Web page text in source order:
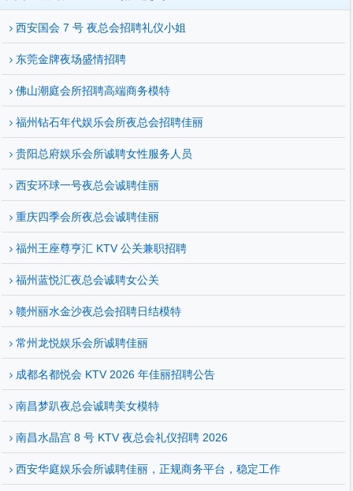
西安国会 7 号 夜总会招聘礼仪小姐
东莞金牌夜场盛情招聘
佛山潮庭会所招聘高端商务模特
福州钻石年代娱乐会所夜总会招聘佳丽
贵阳总府娱乐会所诚聘女性服务人员
西安环球一号夜总会诚聘佳丽
重庆四季会所夜总会诚聘佳丽
福州王座尊亨汇 KTV 公关兼职招聘
福州蓝悦汇夜总会诚聘女公关
赣州丽水金沙夜总会招聘日结模特
常州龙悦娱乐会所诚聘佳丽
成都名都悦会 KTV 2026 年佳丽招聘公告
南昌梦趴夜总会诚聘美女模特
南昌水晶宫 8 号 KTV 夜总会礼仪招聘 2026
西安华庭娱乐会所诚聘佳丽，正规商务平台，稳定工作